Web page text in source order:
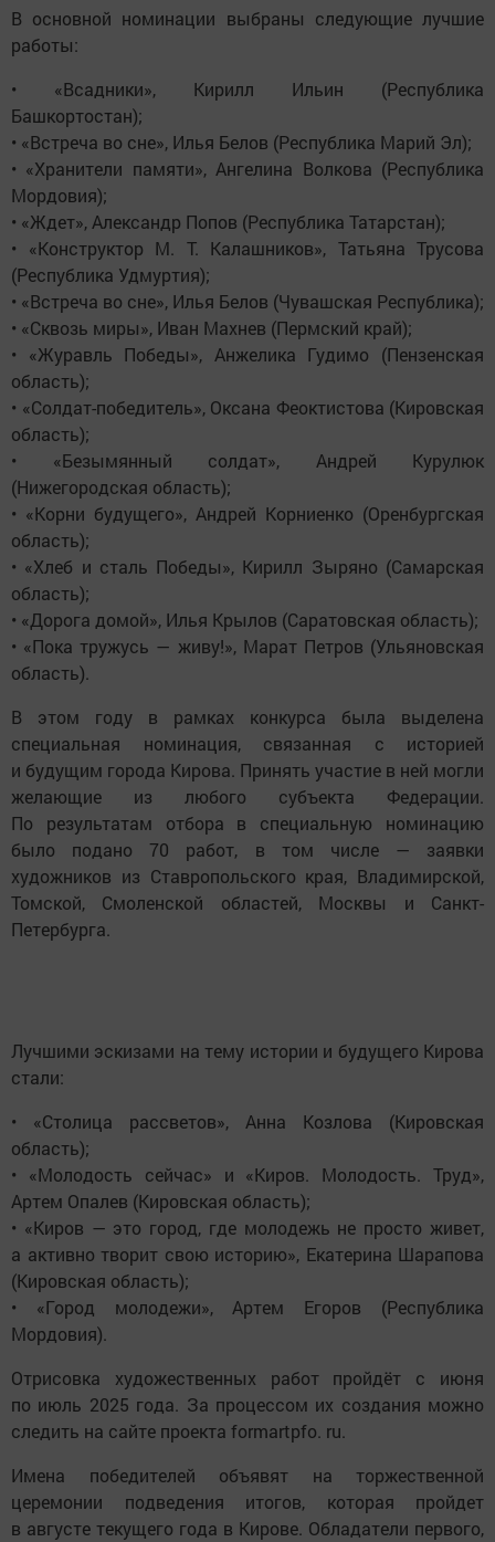
В основной номинации выбраны следующие лучшие
работы:
• «Всадники», Кирилл Ильин (Республика
Башкортостан);
• «Встреча во сне», Илья Белов (Республика Марий Эл);
• «Хранители памяти», Ангелина Волкова (Республика
Мордовия);
• «Ждет», Александр Попов (Республика Татарстан);
• «Конструктор М. Т. Калашников», Татьяна Трусова
(Республика Удмуртия);
• «Встреча во сне», Илья Белов (Чувашская Республика);
• «Сквозь миры», Иван Махнев (Пермский край);
• «Журавль Победы», Анжелика Гудимо (Пензенская
область);
• «Солдат-победитель», Оксана Феоктистова (Кировская
область);
• «Безымянный солдат», Андрей Курулюк
(Нижегородская область);
• «Корни будущего», Андрей Корниенко (Оренбургская
область);
• «Хлеб и сталь Победы», Кирилл Зыряно (Самарская
область);
• «Дорога домой», Илья Крылов (Саратовская область);
• «Пока тружусь — живу!», Марат Петров (Ульяновская
область).
В этом году в рамках конкурса была выделена
специальная номинация, связанная с историей
и будущим города Кирова. Принять участие в ней могли
желающие из любого субъекта Федерации.
По результатам отбора в специальную номинацию
было подано 70 работ, в том числе — заявки
художников из Ставропольского края, Владимирской,
Томской, Смоленской областей, Москвы и Санкт-
Петербурга.
Лучшими эскизами на тему истории и будущего Кирова
стали:
• «Столица рассветов», Анна Козлова (Кировская
область);
• «Молодость сейчас» и «Киров. Молодость. Труд»,
Артем Опалев (Кировская область);
• «Киров — это город, где молодежь не просто живет,
а активно творит свою историю», Екатерина Шарапова
(Кировская область);
• «Город молодежи», Артем Егоров (Республика
Мордовия).
Отрисовка художественных работ пройдёт с июня
по июль 2025 года. За процессом их создания можно
следить на сайте проекта formartpfo. ru.
Имена победителей объявят на торжественной
церемонии подведения итогов, которая пройдет
в августе текущего года в Кирове. Обладатели первого,